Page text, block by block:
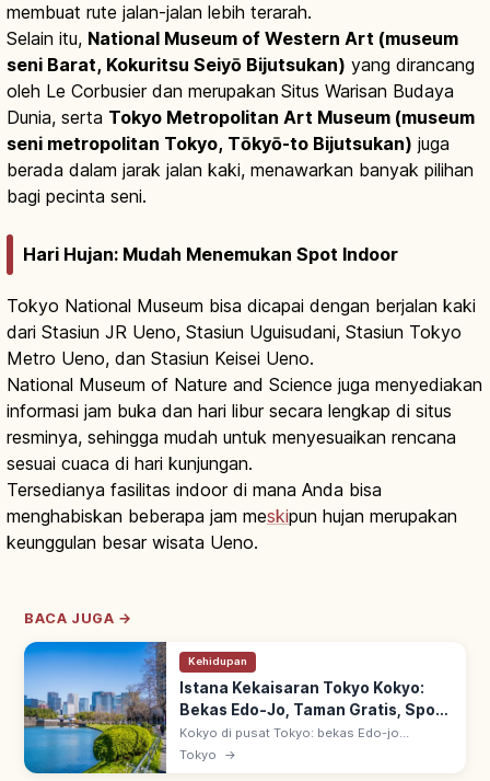
membuat rute jalan-jalan lebih terarah.
Selain itu, National Museum of Western Art (museum
seni Barat, Kokuritsu Seiyō Bijutsukan) yang dirancang
oleh Le Corbusier dan merupakan Situs Warisan Budaya
Dunia, serta Tokyo Metropolitan Art Museum (museum
seni metropolitan Tokyo, Tōkyō-to Bijutsukan) juga
berada dalam jarak jalan kaki, menawarkan banyak pilihan
bagi pecinta seni.
Hari Hujan: Mudah Menemukan Spot Indoor
Tokyo National Museum bisa dicapai dengan berjalan kaki
dari Stasiun JR Ueno, Stasiun Uguisudani, Stasiun Tokyo
Metro Ueno, dan Stasiun Keisei Ueno.
National Museum of Nature and Science juga menyediakan
informasi jam buka dan hari libur secara lengkap di situs
resminya, sehingga mudah untuk menyesuaikan rencana
sesuai cuaca di hari kunjungan.
Tersedianya fasilitas indoor di mana Anda bisa
menghabiskan beberapa jam meskipun hujan merupakan
keunggulan besar wisata Ueno.
BACA JUGA →
Kehidupan
Istana Kekaisaran Tokyo Kokyo:
Bekas Edo-Jo, Taman Gratis, Spot
Utama
Kokyo di pusat Tokyo: bekas Edo-jo
kediaman shogun Tokugawa, jadi tempat
tinggal Kaisar sejak 1869 (Meiji 2). Higashi
Tokyo →